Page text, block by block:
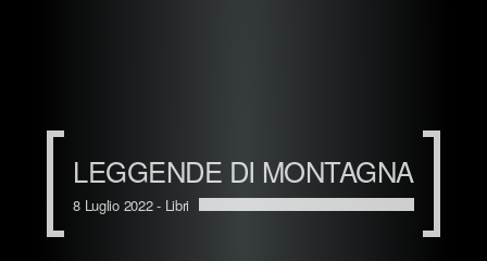
LEGGENDE DI MONTAGNA
8 Luglio 2022 - Libri